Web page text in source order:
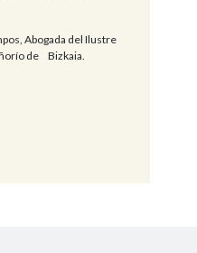
Abogada del Ilustre
de Bizkaia.